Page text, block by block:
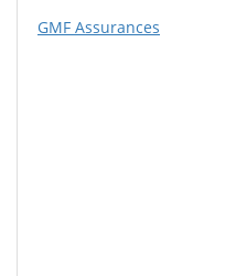
GMF Assurances